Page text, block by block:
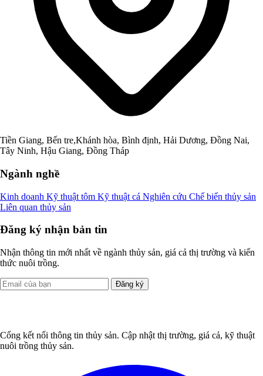
Tiền Giang, Bến tre,Khánh hòa, Bình định, Hải Dương, Đồng Nai,
Tây Ninh, Hậu Giang, Đồng Tháp
Ngành nghề
Kinh doanh Kỹ thuật tôm Kỹ thuật cá Nghiên cứu Chế biến thủy sản
Liên quan thủy sản
Đăng ký nhận bản tin
Nhận thông tin mới nhất về ngành thủy sản, giá cả thị trường và kiến
thức nuôi trồng.
Đăng ký
Cổng kết nối thông tin thủy sản. Cập nhật thị trường, giá cả, kỹ thuật
nuôi trồng thủy sản.